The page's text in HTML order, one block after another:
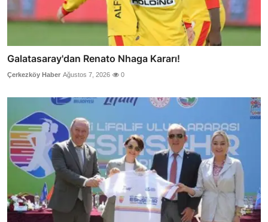
Galatasaray'dan Renato Nhaga Kararı!
Çerkezköy Haber Ağustos 7, 2026 0